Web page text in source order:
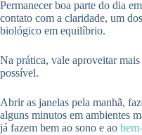
Permanecer boa parte do dia
contato com a claridade, um
biológico em equilíbrio.
Na prática, vale aproveitar
possível.
Abrir as janelas pela manhã,
alguns minutos em ambientes
já fazem bem ao sono e ao